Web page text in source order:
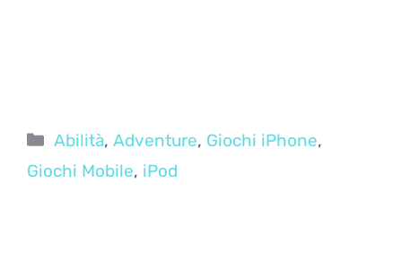
Categorie
Abilità,Adventure, Giochi iPhone,
Giochi Mobile, iPod